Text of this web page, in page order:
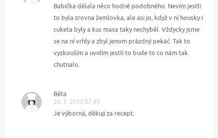
Babička dělala něco hodně podobného. Nevím jestli
to byla zrovna žemlovka, ale asi jo, když v ní housky i
cuketa byly a kus masa taky nechyběl. Vždycky jsme
se na ní vrhly a zbyl jenom prázdný pekáč. Tak to
vyzkouším a uvidím jestli to bude to co nám tak
chutnalo.
Běta
24. 7. 2015 07:45
Je výborná, děkuji za recept.